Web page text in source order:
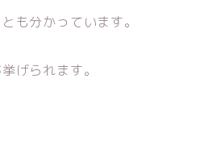
も分かっています。
げられます。